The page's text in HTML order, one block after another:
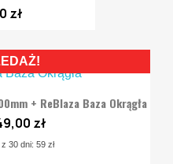
zł
+ ReBlaza Baza Okrągła
zł
30 dni: 59 zł